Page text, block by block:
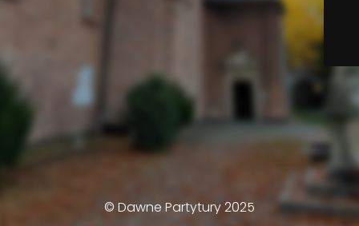
© Dawne Partytury 2025